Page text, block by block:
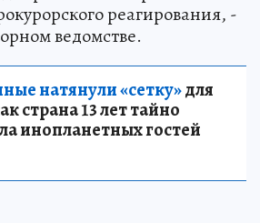
реагирования, -
ведомстве.
натянули «сетку»для
страна 13 лет тайно
инопланетных гостей